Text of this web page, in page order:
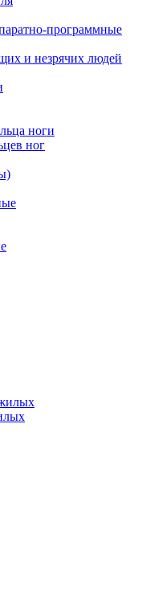
программные
и незрячих людей
ноги
ног